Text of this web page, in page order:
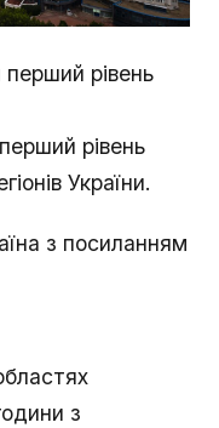
перший рівень
рівень
України.
з посиланням
з